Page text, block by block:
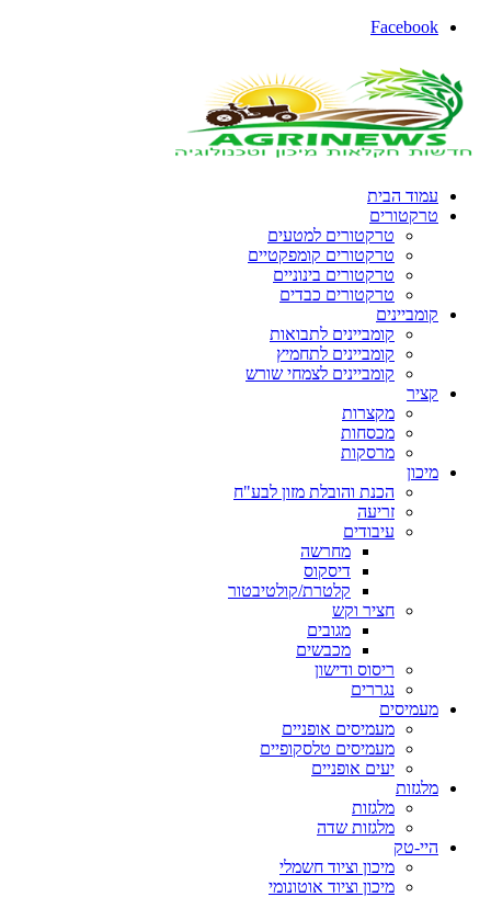
Facebook
עמוד הבית
טרקטורים
טרקטורים למטעים
טרקטורים קומפקטיים
טרקטורים בינוניים
טרקטורים כבדים
קומביינים
קומביינים לתבואות
קומביינים לתחמיץ
קומביינים לצמחי שורש
קציר
מקצרות
מכסחות
מרסקות
מיכון
הכנת והובלת מזון לבע"ח
זריעה
עיבודים
מחרשה
דיסקוס
קלטרת/קולטיבטור
חציר וקש
מגובים
מכבשים
ריסוס ודישון
נגררים
מעמיסים
מעמיסים אופניים
מעמיסים טלסקופיים
יעים אופניים
מלגזות
מלגזות
מלגזות שדה
היי-טק
מיכון וציוד חשמלי
מיכון וציוד אוטונומי